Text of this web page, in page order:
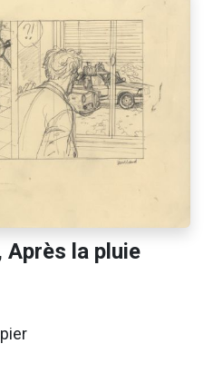
la pluie